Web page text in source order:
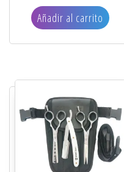
Añadir al carrito